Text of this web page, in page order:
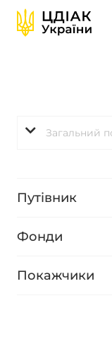
Путівник
Фонди
Покажчики